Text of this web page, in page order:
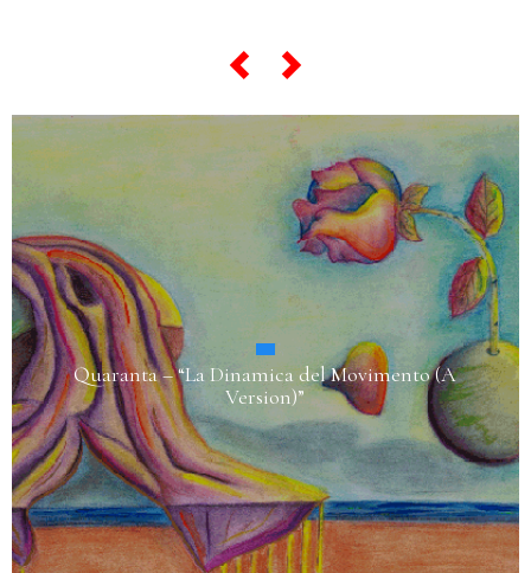
Quaranta – “La Dinamica del Movimento (A
Version)”